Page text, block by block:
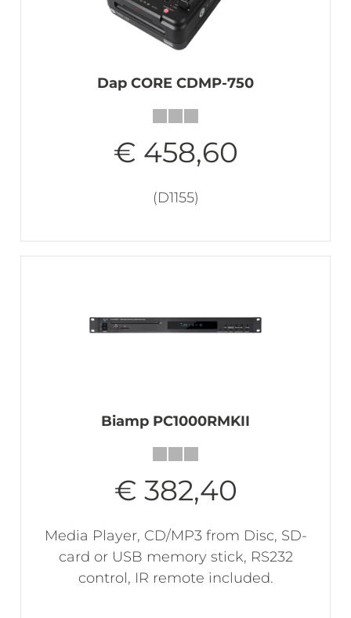
Dap CORE CDMP-750
€ 458,60
(D1155)
Biamp PC1000RMKII
€ 382,40
Media Player, CD/MP3 from Disc, SD-
card or USB memory stick, RS232
control, IR remote included.